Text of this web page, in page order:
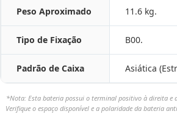
Peso Aproximado 11.6 kg.
Tipo de Fixação B00.
Padrão de Caixa Asiática
*Nota: Esta bateria possui o terminal positivo à direita e
Verifique o espaço disponível e a polaridade da bateria